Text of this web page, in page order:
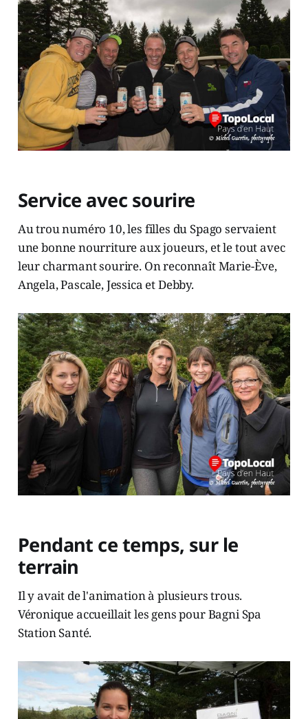
Service avec sourire
Au trou numéro 10, les filles du Spago servaient
une bonne nourriture aux joueurs, et le tout avec
leur charmant sourire. On reconnaît Marie-Ève,
Angela, Pascale, Jessica et Debby.
Pendant ce temps, sur le
terrain
Il y avait de l'animation à plusieurs trous.
Véronique accueillait les gens pour Bagni Spa
Station Santé.